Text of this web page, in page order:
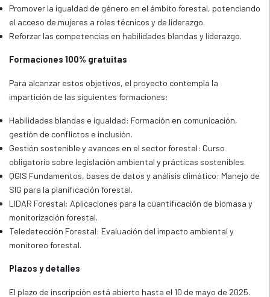
Promover la igualdad de género en el ámbito forestal, potenciando
el acceso de mujeres a roles técnicos y de liderazgo.
Reforzar las competencias en habilidades blandas y liderazgo.
Formaciones 100% gratuitas
Para alcanzar estos objetivos, el proyecto contempla la
impartición de las siguientes formaciones:
Habilidades blandas e igualdad: Formación en comunicación,
gestión de conflictos e inclusión.
Gestión sostenible y avances en el sector forestal: Curso
obligatorio sobre legislación ambiental y prácticas sostenibles.
QGIS Fundamentos, bases de datos y análisis climático: Manejo de
SIG para la planificación forestal.
LIDAR Forestal: Aplicaciones para la cuantificación de biomasa y
monitorización forestal.
Teledetección Forestal: Evaluación del impacto ambiental y
monitoreo forestal.
Plazos y detalles
El plazo de inscripción está abierto hasta el 10 de mayo de 2025.